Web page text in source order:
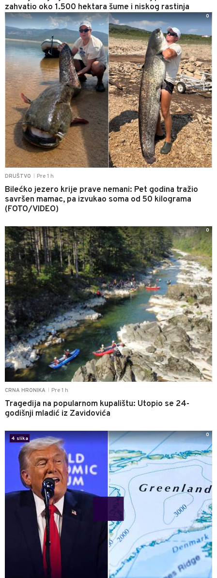
zahvatio oko 1.500 hektara šume i niskog rastinja
DRUŠTVO Pre 1 h
Bilećko jezero krije prave nemani: Pet godina tražio
savršen mamac, pa izvukao soma od 50 kilograma
(FOTO/VIDEO)
0
CRNA HRONIKA Pre 1 h
Tragedija na popularnom kupalištu: Utopio se 24-
godišnji mladić iz Zavidovića
0
4 slika
0